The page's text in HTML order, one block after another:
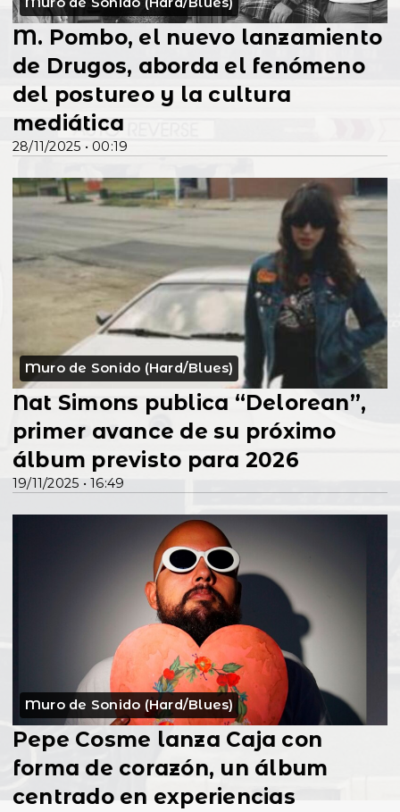
28/11/2025 • 00:19
M. Pombo, el nuevo lanzamiento
de Drugos, aborda el fenómeno
del postureo y la cultura
mediática
Muro de Sonido (Hard/Blues)
19/11/2025 • 16:49
Nat Simons publica “Delorean”,
primer avance de su próximo
álbum previsto para 2026
Muro de Sonido (Hard/Blues)
Pepe Cosme lanza Caja con
forma de corazón, un álbum
centrado en experiencias